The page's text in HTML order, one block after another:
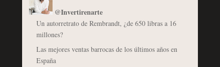
@Invertirenarte
Un autorretrato de Rembrandt, ¿de 650 libras a 16
millones?
Las mejores ventas barrocas de los últimos años en
España